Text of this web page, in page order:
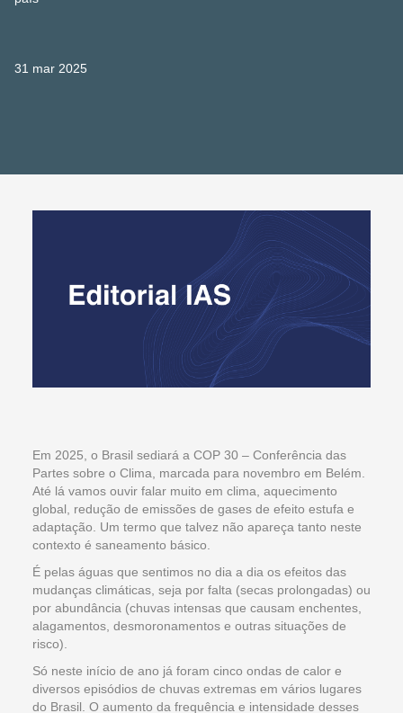
31 mar 2025
Em 2025, o Brasil sediará a COP 30 – Conferência das
Partes sobre o Clima, marcada para novembro em Belém.
Até lá vamos ouvir falar muito em clima, aquecimento
global, redução de emissões de gases de efeito estufa e
adaptação. Um termo que talvez não apareça tanto neste
contexto é saneamento básico.
É pelas águas que sentimos no dia a dia os efeitos das
mudanças climáticas, seja por falta (secas prolongadas) ou
por abundância (chuvas intensas que causam enchentes,
alagamentos, desmoronamentos e outras situações de
risco).
Só neste início de ano já foram cinco ondas de calor e
diversos episódios de chuvas extremas em vários lugares
do Brasil. O aumento da frequência e intensidade desses